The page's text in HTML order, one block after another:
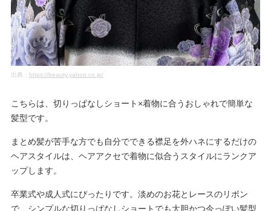
出典： https://beauty.yahoo.co.jp/
こちらは、切りっぱなしショート×着物に合うおしゃれで簡単な
髪型です。
まとめ髪が苦手な方でも自分でできる襟足を外ハネにするだけの
ヘアスタイルは、ヘアアクセで着物に似合うスタイルにランクア
ップします。
卒業式や成人式にぴったりです。淡めのお花とレースのリボン
で、シンプルな切りっぱなしショートでも大胆かつ今っぽい髪型